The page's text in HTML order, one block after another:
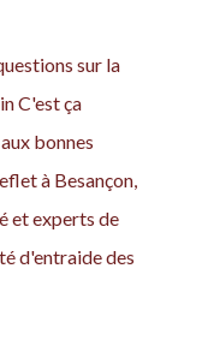
sur la
C'est ça
bonnes
à Besançon,
et experts de
d'entraide des